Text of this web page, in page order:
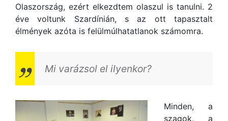
Olaszország, ezért elkezdtem olaszul is tanulni. 2
éve voltunk Szardínián, s az ott tapasztalt
élmények azóta is felülmúlhatatlanok számomra.
Mi varázsol el ilyenkor?
Minden, a
szagok, a